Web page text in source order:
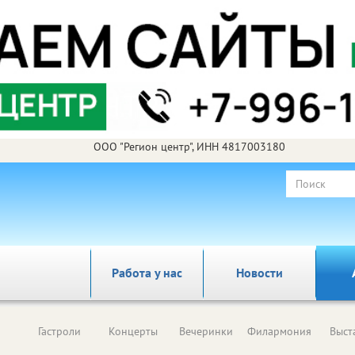
ООО "Регион центр", ИНН 4817003180
Работа у нас Новости
Гастроли Концерты Вечеринки Филармония